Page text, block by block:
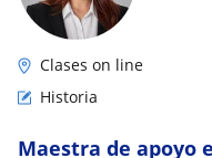
Clases on line
Historia
Maestra de apoyo